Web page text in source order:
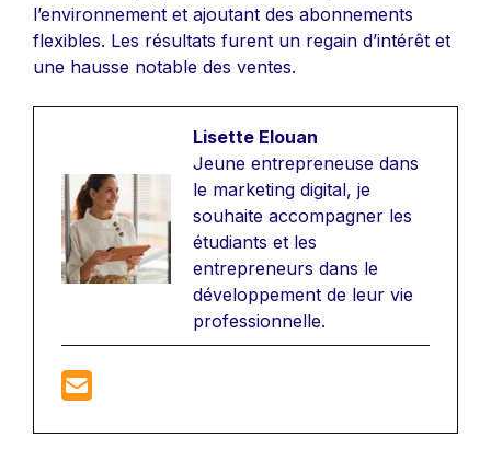
l’environnement et ajoutant des abonnements
flexibles. Les résultats furent un regain d’intérêt et
une hausse notable des ventes.
Lisette Elouan
Jeune entrepreneuse dans
le marketing digital, je
souhaite accompagner les
étudiants et les
entrepreneurs dans le
développement de leur vie
professionnelle.